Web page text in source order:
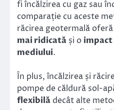
fi încălzirea cu gaz sau
comparație cu aceste
răcirea geotermală
mai ridicată și o impact
mediului.
În plus, încălzirea și
pompe de căldură sol-
flexibilă decât alte